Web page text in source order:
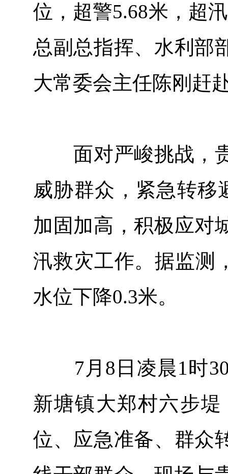
位，超警5.68米，超
总副总指挥、水利部
大常委会主任陈刚赶
面对严峻挑战，贵
威胁群众，紧急转移
加固加高，积极应对
汛救灾工作。据监测
水位下降0.3米。
7月8日凌晨1时30
新塘镇大郑村六步
位、应急准备、群众